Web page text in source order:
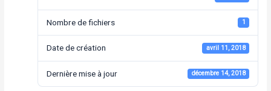
Nombre de fichiers 1
Date de création avril 11, 2018
Dernière mise à jour décembre 14, 2018